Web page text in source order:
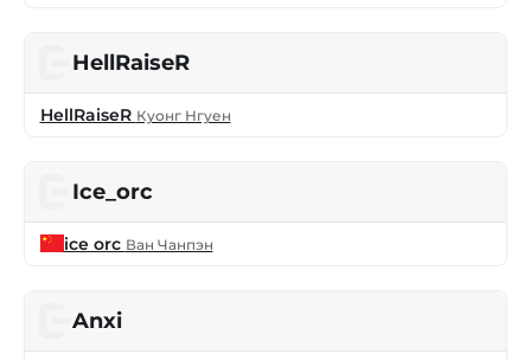
HellRaiseR
HellRaiseR Куонг Нгуен
Ice_orc
ice orc Ван Чанпэн
Anxi